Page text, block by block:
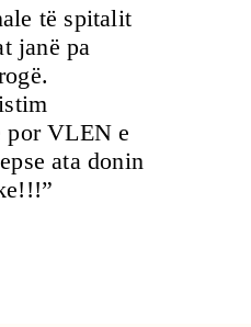
të spitalit
janë pa
por VLEN e
ata donin